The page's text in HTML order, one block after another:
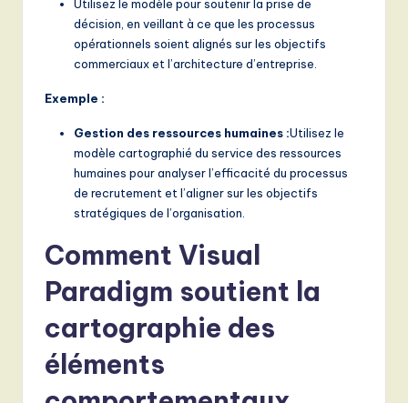
Utilisez le modèle pour soutenir la prise de
décision, en veillant à ce que les processus
opérationnels soient alignés sur les objectifs
commerciaux et l’architecture d’entreprise.
Exemple :
Gestion des ressources humaines :Utilisez le
modèle cartographié du service des ressources
humaines pour analyser l’efficacité du processus
de recrutement et l’aligner sur les objectifs
stratégiques de l’organisation.
Comment Visual
Paradigm soutient la
cartographie des
éléments